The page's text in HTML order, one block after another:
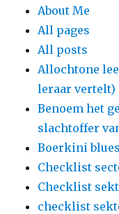
About Me
All pages
All posts
Allochtone
leraar vertelt)
Benoem het
slachtoffer
Boerkini blues
Checklist
Checklist
checklist